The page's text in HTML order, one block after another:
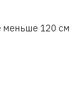
меньше 120 см